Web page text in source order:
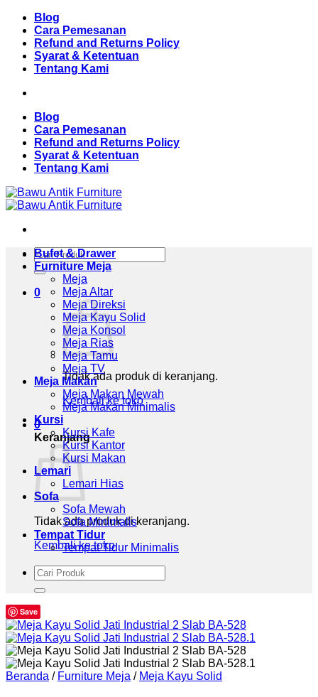
Skip
content
Blog
Cara Pemesanan
Refund and Returns Policy
Syarat & Ketentuan
Tentang Kami
Blog
Cara Pemesanan
Refund and Returns Policy
Syarat & Ketentuan
Tentang Kami
Pencarian
untuk:
0
Tidak ada produk di keranjang.
Kembali ke toko
0
Keranjang
Tidak ada produk di keranjang.
Kembali ke toko
Bufet & Drawer
Furniture Meja
Meja
Meja Altar
Meja Direksi
Meja Kayu Solid
Meja Konsol
Meja Rias
Meja Tamu
Meja TV
Meja Makan
Meja Makan Mewah
Meja Makan Minimalis
Kursi
Kursi Kafe
Kursi Kantor
Kursi Makan
Lemari
Lemari Hias
Sofa
Sofa Mewah
Sofa Minimalis
Tempat Tidur
Tempat Tidur Minimalis
Pencarian
untuk:
Save
Beranda / Furniture Meja / Meja Kayu Solid